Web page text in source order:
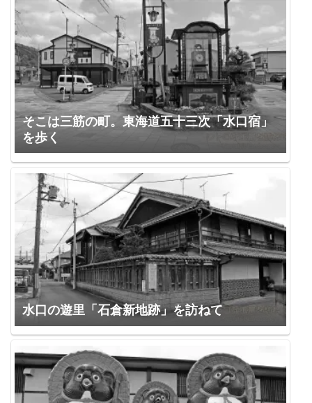
そこは三筋の町。東海道五十三次「水口宿」
を歩く
水口の遊里「石倉新地跡」を訪ねて